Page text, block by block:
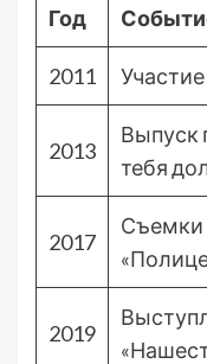
Год
2011
2013
Выпуск
тебя
2017
Съемки
2019